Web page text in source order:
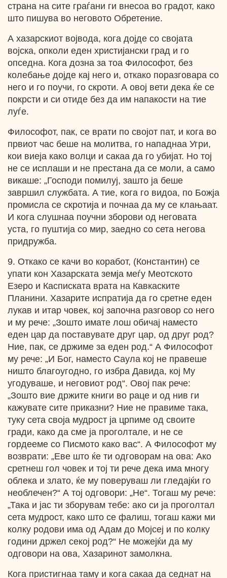
страна на сите граѓани ги внесоа во градот, како
што пишува во неговото Обретение.
А хазарскиот војвода, кога дојде со својата
војска, опколи еден христијански град и го
опседна. Кога дозна за тоа Философот, без
колебање дојде кај него и, откако поразговара со
него и го поучи, го скроти. А овој вети дека ќе се
покрсти и си отиде без да им напакости на тие
луѓе.
Философот, пак, се врати по својот пат, и кога во
првиот час беше на молитва, го нападнаа Угри,
кои виеја како волци и сакаа да го убијат. Но тој
не се исплаши и не престана да се моли, а само
викаше: „Господи помилуј, зашто ја беше
завршил службата. А тие, кога го видоа, по Божја
промисла се скротија и почнаа да му се клањаат.
И кога слушнаа поучни зборови од неговата
уста, го пуштија со мир, заедно со сета негова
придружба.
9. Откако се качи во коработ, (Константин) се
упати кон Хазарската земја меѓу Меотското
Езеро и Касписката врата на Кавкаските
Планини. Хазарите испратија да го сретне еден
лукав и итар човек, кој започна разговор со него
и му рече: „Зошто имате лош обичај наместо
еден цар да поставувате друг цар, од друг род?
Ние, пак, се држиме за еден род.“ А Философот
му рече: „И Бог, наместо Саула кој не правеше
ништо благоугодно, го избра Давида, кој Му
угодуваше, и неговиот род“. Овој пак рече:
„Зошто вие држите книги во раце и од нив ги
кажувате сите приказни? Ние не правиме така,
туку сета своја мудрост ја црпиме од своите
гради, како да сме ја проголтале, и не се
гордееме со Писмото како вас“. А Философот му
возврати: „Еве што ќе ти одговорам на ова: Ако
сретнеш гол човек и тој ти рече дека има многу
облека и злато, ќе му поверуваш ли гледајќи го
необлечен?“ А тој одговори: „Не“. Тогаш му рече:
„Така и јас ти зборувам тебе: ако си ја проголтал
сета мудрост, како што се фалиш, тогаш кажи ми
колку родови има од Адам до Мојсеј и по колку
години држел секој род?“ Не можејќи да му
одговори на ова, Хазаринот замолкна.
Кога пристигнаа таму и кога сакаа да седнат на